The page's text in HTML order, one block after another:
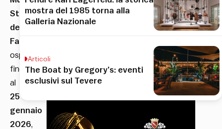
Storico
della
Fanteria
ospita,
fino
al
25
gennaio
2026,
mostra del 1985 torna alla
Galleria Nazionale
Articoli
The Boat by Gregory’s: eventi
esclusivi sul Tevere